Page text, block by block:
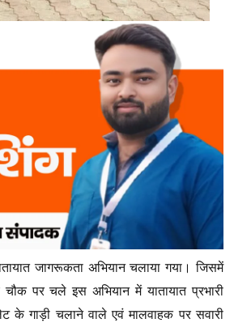
जागरूकता अभियान चलाया गया। जिसमें
पर चले इस अभियान में यातायात प्रभारी
के गाड़ी चलाने वाले एवं मालवाहक पर सवारी